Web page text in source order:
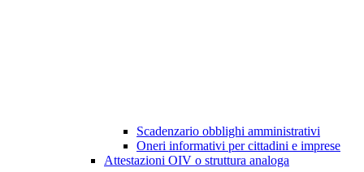
Scadenzario obblighi amministrativi
Oneri informativi per cittadini e imprese
Attestazioni OIV o struttura analoga